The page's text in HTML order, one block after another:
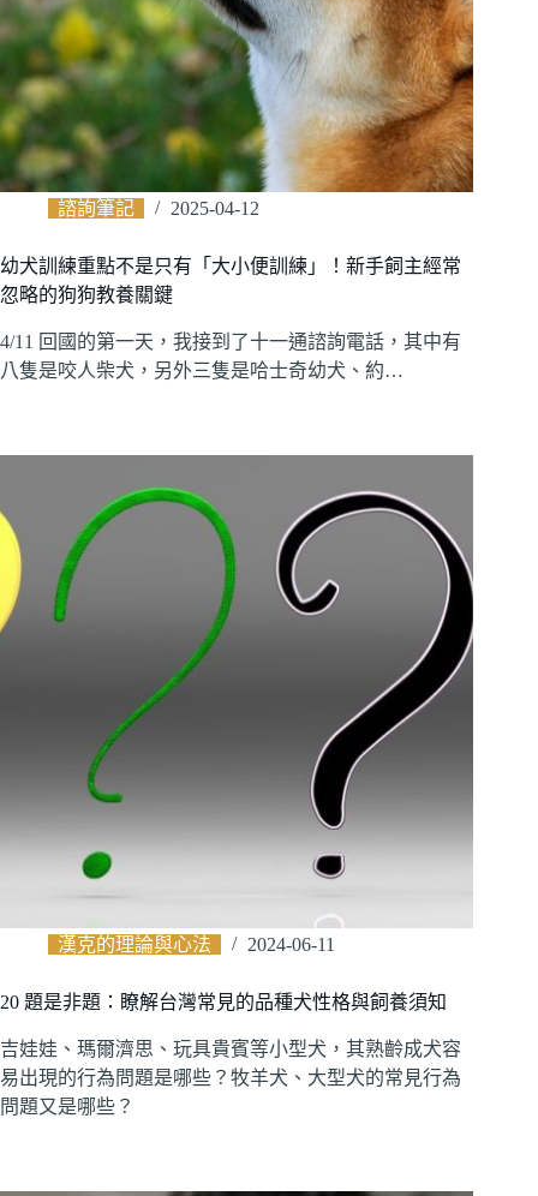
諮詢筆記 2025-04-12
幼犬訓練重點不是只有「大小便訓練」！新手飼主經常
忽略的狗狗教養關鍵
4/11 回國的第一天，我接到了十一通諮詢電話，其中有
八隻是咬人柴犬，另外三隻是哈士奇幼犬、約…
漢克的理論與心法 2024-06-11
20 題是非題：瞭解台灣常見的品種犬性格與飼養須知
吉娃娃、瑪爾濟思、玩具貴賓等小型犬，其熟齡成犬容
易出現的行為問題是哪些？牧羊犬、大型犬的常見行為
問題又是哪些？